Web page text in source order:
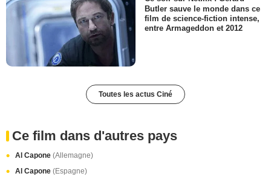
Butler sauve le monde dans ce
film de science-fiction intense,
entre Armageddon et 2012
Toutes les actus Ciné
Ce film dans d'autres pays
Al Capone (Allemagne)
Al Capone (Espagne)